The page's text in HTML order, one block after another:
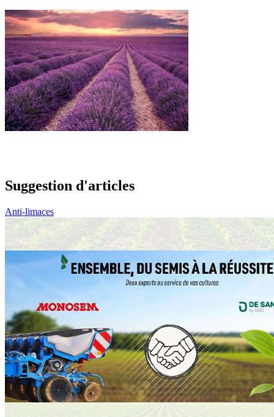
Suggestion d'articles
Anti-limaces